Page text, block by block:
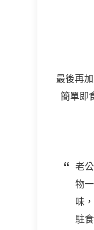
最後再
簡單即
老
物
味
駐